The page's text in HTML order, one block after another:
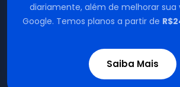
diariamente, além de melhorar sua
Google. Temos planos a partir de
Saiba Mais